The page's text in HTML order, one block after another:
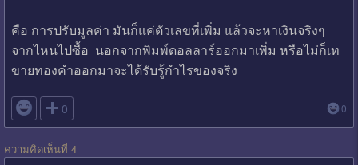
คือ การปรับมูลค่า มันก็แค่ตัวเลขที่เพิ่ม แล้วจะหาเงินจริงๆ
จากไหนไปซื้อ นอกจากพิมพ์ดอลลาร์ออกมาเพิ่ม หรือไม่ก็เท
ขายทองคำออกมาจะได้รับรู้กำไรของจริง
 0 0
ความคิดเห็นที่ 4